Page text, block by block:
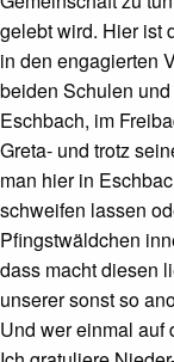
gelebt wird. Hier ist
in den engagierten
beiden Schulen
Eschbach, im
Greta- und trotz
man hier in
schweifen lassen
Pfingstwäldchen
dass macht diesen
unserer sonst so
Und wer einmal auf